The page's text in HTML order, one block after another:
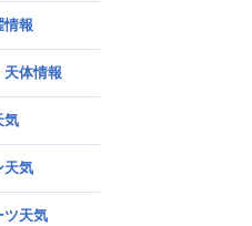
本太平洋側は台風の
大雨のおそれ
情報
天体情報
気
天気
ツ天気